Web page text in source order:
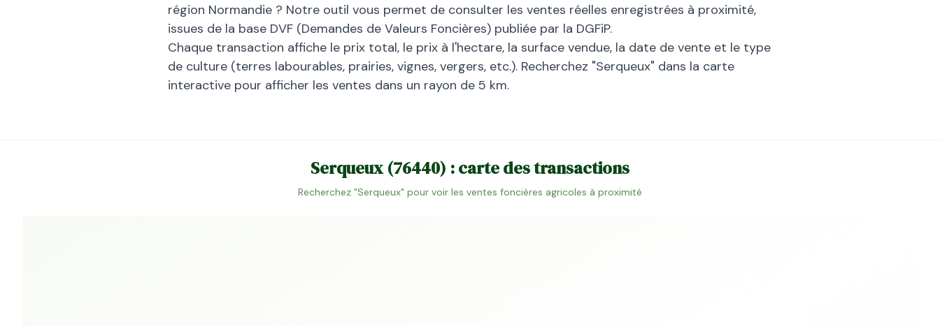
région Normandie ? Notre outil vous permet de consulter les ventes réelles enregistrées à proximité,
issues de la base DVF (Demandes de Valeurs Foncières) publiée par la DGFiP.
Chaque transaction affiche le prix total, le prix à l'hectare, la surface vendue, la date de vente et le type
de culture (terres labourables, prairies, vignes, vergers, etc.). Recherchez "Serqueux" dans la carte
interactive pour afficher les ventes dans un rayon de 5 km.
Serqueux(76440) : carte des transactions
Recherchez "Serqueux" pour voir les ventes foncières agricoles à proximité